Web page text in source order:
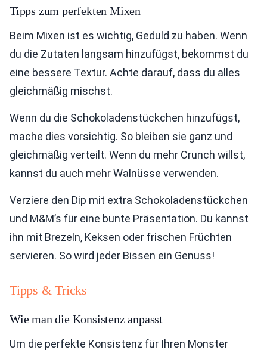
Tipps zum perfekten Mixen
Beim Mixen ist es wichtig, Geduld zu haben. Wenn
du die Zutaten langsam hinzufügst, bekommst du
eine bessere Textur. Achte darauf, dass du alles
gleichmäßig mischst.
Wenn du die Schokoladenstückchen hinzufügst,
mache dies vorsichtig. So bleiben sie ganz und
gleichmäßig verteilt. Wenn du mehr Crunch willst,
kannst du auch mehr Walnüsse verwenden.
Verziere den Dip mit extra Schokoladenstückchen
und M&M’s für eine bunte Präsentation. Du kannst
ihn mit Brezeln, Keksen oder frischen Früchten
servieren. So wird jeder Bissen ein Genuss!
Tipps & Tricks
Wie man die Konsistenz anpasst
Um die perfekte Konsistenz für Ihren Monster